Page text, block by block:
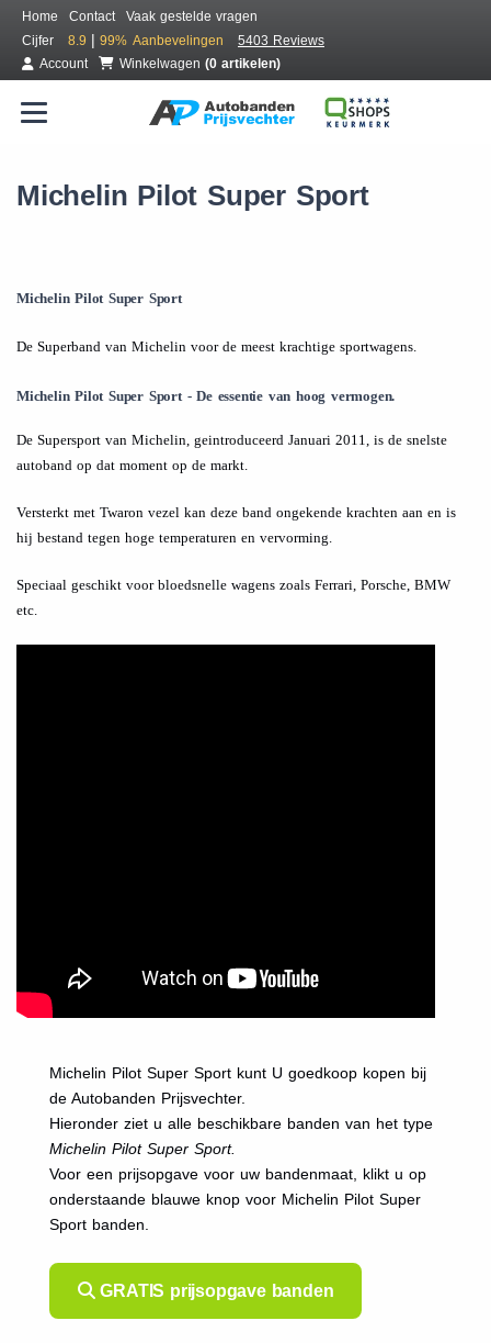
Home Contact
Vaak gestelde vragen
Cijfer
8.9 | 99% Aanbevelingen
5403 Reviews
Account
Winkelwagen (0 artikelen)
Michelin Pilot Super Sport
Michelin Pilot Super Sport
De Superband van Michelin voor de meest krachtige sportwagens.
Michelin Pilot Super Sport - De essentie van hoog vermogen.
De Supersport van Michelin, geintroduceerd Januari 2011, is de snelste
autoband op dat moment op de markt.
Versterkt met Twaron vezel kan deze band ongekende krachten aan en is
hij bestand tegen hoge temperaturen en vervorming.
Speciaal geschikt voor bloedsnelle wagens zoals Ferrari, Porsche, BMW
etc.
Michelin Pilot Super Sport kunt U goedkoop kopen bij
de Autobanden Prijsvechter.
Hieronder ziet u alle beschikbare banden van het type
Michelin Pilot Super Sport.
Voor een prijsopgave voor uw bandenmaat, klikt u op
onderstaande blauwe knop voor Michelin Pilot Super
Sport banden.
GRATIS prijsopgave banden